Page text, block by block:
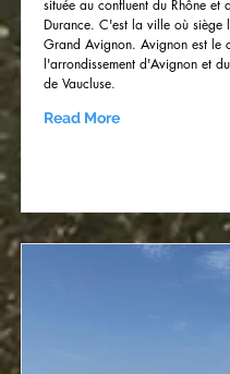
située au confluent du Rhône et
Durance. C'est la ville où siège
Grand Avignon. Avignon est le
l'arrondissement d'Avignon et
de Vaucluse.
Read More